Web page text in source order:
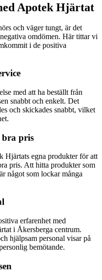
Apotek Hjärtat
och väger tungt, är det
omdömen. Här tittar vi
i de positiva
med att ha beställt från
snabbt och enkelt. Det
och skickades snabbt, vilket
pris
Hjärtats egna produkter för att
pris. Att hitta produkter som
något som lockar många
erfarenhet med
i Åkersberga centrum.
hjälpsam personal visar på
bemötande.